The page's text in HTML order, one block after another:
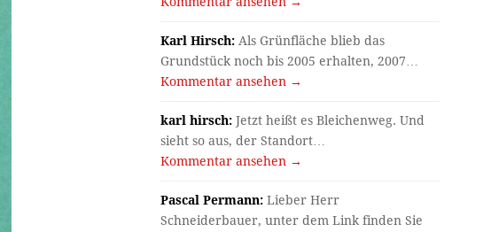
Karl Hirsch: Als Grünfläche blieb das
Grundstück noch bis 2005 erhalten, 2007…
Kommentar ansehen →
karl hirsch: Jetzt heißt es Bleichenweg. Und
sieht so aus, der Standort…
Kommentar ansehen →
Pascal Permann: Lieber Herr
Schneiderbauer, unter dem Link finden Sie